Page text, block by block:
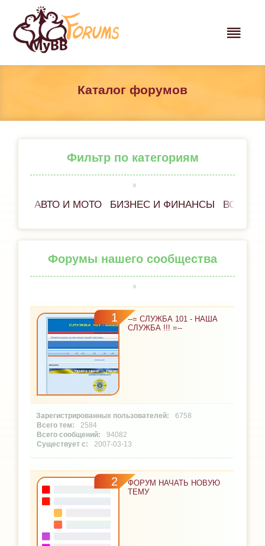
Каталог форумов
Фильтр по категориям
АВТО И МОТО БИЗНЕС И ФИНАНСЫ ВСЁ
Форумы нашего сообщества
1
--= СЛУЖБА 101 - НАША
СЛУЖБА !!! =--
6758
2584
94082
2007-03-13
2
ФОРУМ НАЧАТЬ НОВУЮ
ТЕМУ